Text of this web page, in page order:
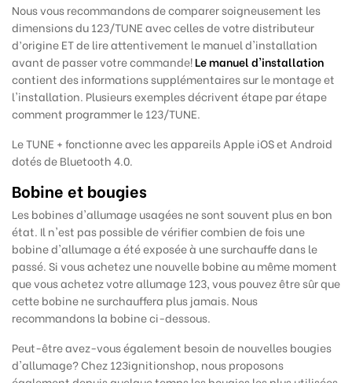
Nous vous recommandons de comparer soigneusement les
dimensions du 123/TUNE avec celles de votre distributeur
d’origine ET de lire attentivement le manuel d'installation
avant de passer votre commande!Le manuel d'installation
contient des informations supplémentaires sur le montage et
l'installation. Plusieurs exemples décrivent étape par étape
comment programmer le 123/TUNE.
Le TUNE + fonctionne avec les appareils Apple iOS et Android
dotés de Bluetooth 4.0.
Bobine et bougies
Les bobines d'allumage usagées ne sont souvent plus en bon
état. Il n'est pas possible de vérifier combien de fois une
bobine d'allumage a été exposée à une surchauffe dans le
passé. Si vous achetez une nouvelle bobine au même moment
que vous achetez votre allumage 123, vous pouvez être sûr que
cette bobine ne surchauffera plus jamais. Nous
recommandonsla bobine ci-dessous.
Peut-être avez-vous également besoin de nouvelles bougies
d'allumage? Chez 123ignitionshop, nous proposons